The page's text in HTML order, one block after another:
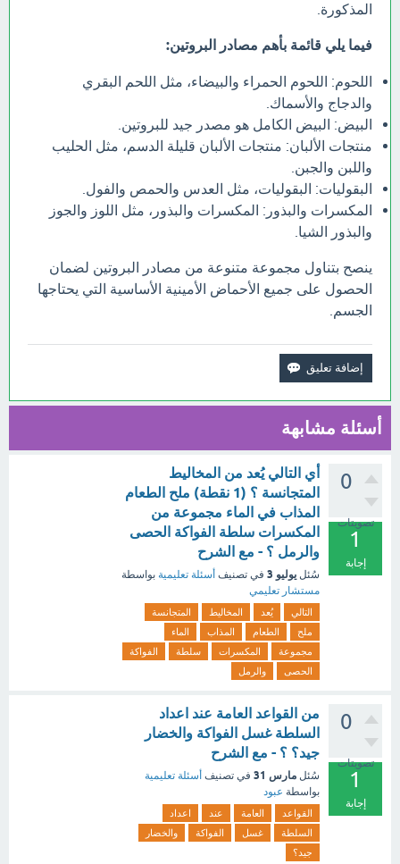
المذكورة.
فيما يلي قائمة بأهم مصادر البروتين:
اللحوم: اللحوم الحمراء والبيضاء، مثل اللحم البقري
والدجاج والأسماك.
البيض: البيض الكامل هو مصدر جيد للبروتين.
منتجات الألبان: منتجات الألبان قليلة الدسم، مثل الحليب
واللبن والجبن.
البقوليات: البقوليات، مثل العدس والحمص والفول.
المكسرات والبذور: المكسرات والبذور، مثل اللوز والجوز
والبذور الشيا.
ينصح بتناول مجموعة متنوعة من مصادر البروتين لضمان
الحصول على جميع الأحماض الأمينية الأساسية التي يحتاجها
الجسم.
أسئلة مشابهة
0
تصويتات
1
إجابة
أي التالي يُعد من المخاليط
المتجانسة ؟ (1 نقطة) ملح الطعام
المذاب في الماء مجموعة من
المكسرات سلطة الفواكة الحصى
والرمل ؟ - مع الشرح
سُئل يوليو 3 في تصنيف أسئلة تعليمية بواسطة
مستشار تعليمي
التالي يُعد المخاليط
المتجانسة
ملح
الطعام المذاب
الماء
مجموعة
المكسرات سلطة
الفواكة
الحصى
والرمل
0
تصويتات
1
إجابة
من القواعد العامة عند اعداد
السلطة غسل الفواكة والخضار
جيد؟ ؟ - مع الشرح
سُئل مارس 31 في تصنيف أسئلة تعليمية
بواسطة عبود
القواعد العامة عند
اعداد
السلطة
غسل الفواكة
والخضار
جيد؟